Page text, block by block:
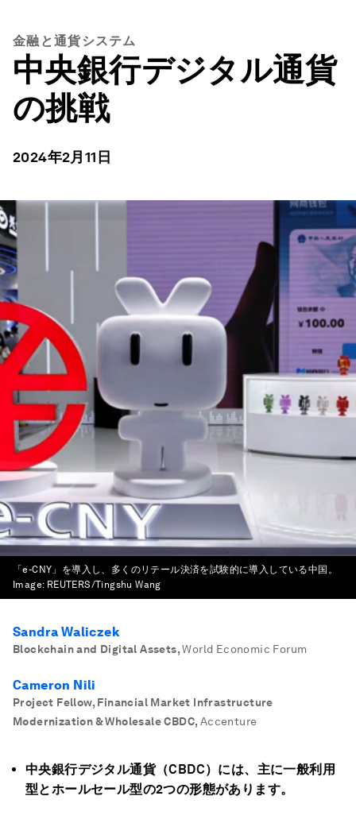
金融と通貨システム
中央銀行デジタル通貨
の挑戦
2024年2月11日
「e-CNY」を導入し、多くのリテール決済を試験的に導入している中国。
Image: REUTERS/Tingshu Wang
Sandra Waliczek
Blockchain and Digital Assets, World Economic Forum
Cameron Nili
Project Fellow, Financial Market Infrastructure
Modernization & Wholesale CBDC, Accenture
中央銀行デジタル通貨（CBDC）には、主に一般利用
型とホールセール型の2つの形態があります。